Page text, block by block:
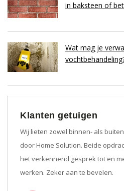
in baksteen of
Wat mag je
Klanten getuigen
Wij lieten zowel binnen- als
door Home Solution. Beide
het verkennend gesprek tot en
werken. Zeker aan te bevelen.